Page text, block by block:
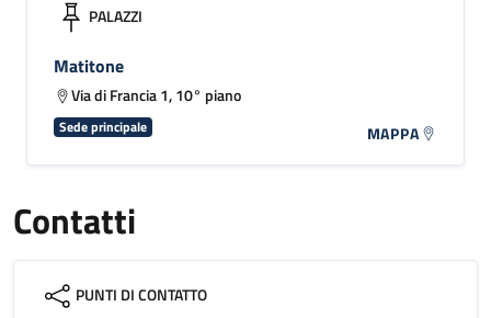
PALAZZI
Matitone
Via di Francia 1, 10° piano
Sede principale MAPPA
Contatti
PUNTI DI CONTATTO